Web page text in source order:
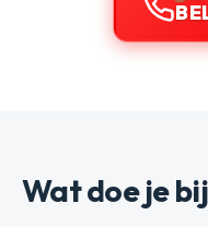
Wat doe je